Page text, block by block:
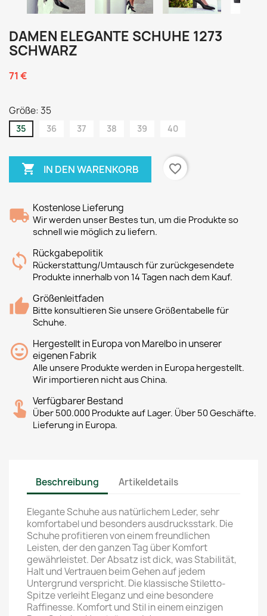
DAMEN ELEGANTE SCHUHE 1273
SCHWARZ
71 €
Größe: 35
35 36 37 38 39 40
 IN DEN WARENKORB favorite_border
Kostenlose Lieferung
Wir werden unser Bestes tun, um die Produkte so
schnell wie möglich zu liefern.
Rückgabepolitik
Rückerstattung/Umtausch für zurückgesendete
Produkte innerhalb von 14 Tagen nach dem Kauf.
Größenleitfaden
Bitte konsultieren Sie unsere Größentabelle für
Schuhe.
Hergestellt in Europa von Marelbo in unserer
eigenen Fabrik
Alle unsere Produkte werden in Europa hergestellt.
Wir importieren nicht aus China.
Verfügbarer Bestand
Über 500.000 Produkte auf Lager. Über 50 Geschäfte.
Lieferung in Europa.
Beschreibung Artikeldetails
Elegante Schuhe aus natürlichem Leder, sehr
komfortabel und besonders ausdrucksstark. Die
Schuhe profitieren von einem freundlichen
Leisten, der den ganzen Tag über Komfort
gewährleistet. Der Absatz ist dick, was Stabilität,
Halt und Vertrauen beim Gehen auf jedem
Untergrund verspricht. Die klassische Stiletto-
Spitze verleiht Eleganz und eine besondere
Raffinesse. Komfort und Stil in einem einzigen